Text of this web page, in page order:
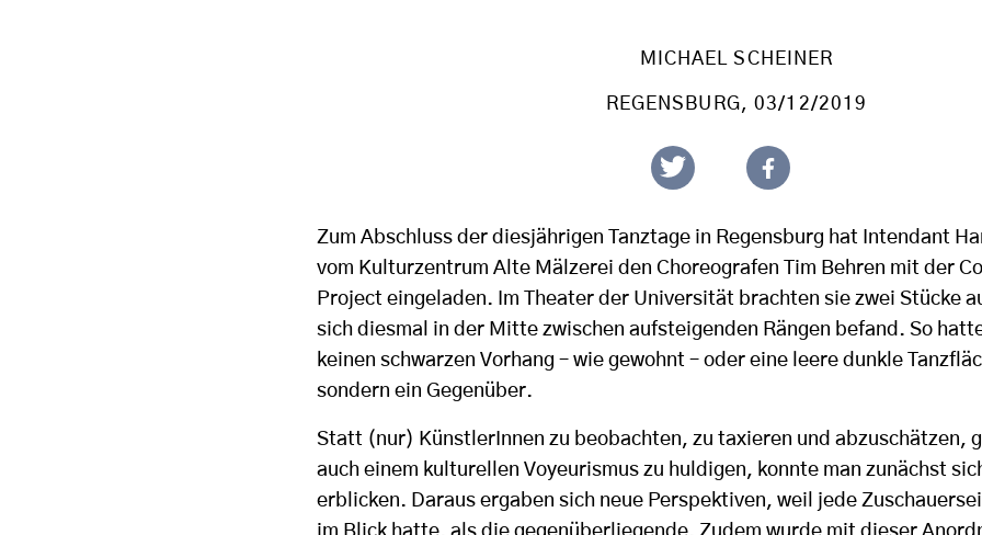
MICHAEL SCHEINER
REGENSBURG, 03/12/2019
Zum Abschluss der diesjährigen Tanztage in Regensburg hat Intendant
vom Kulturzentrum Alte Mälzerei den Choreografen Tim Behren mit der
Project eingeladen. Im Theater der Universität brachten sie zwei Stücke
sich diesmal in der Mitte zwischen aufsteigenden Rängen befand. So
keinen schwarzen Vorhang – wie gewohnt – oder eine leere dunkle
sondern ein Gegenüber.
Statt (nur) KünstlerInnen zu beobachten, zu taxieren und abzuschätzen,
auch einem kulturellen Voyeurismus zu huldigen, konnte man zunächst
erblicken. Daraus ergaben sich neue Perspektiven, weil jede